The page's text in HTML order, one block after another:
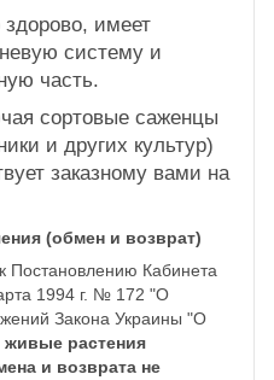
имеет
систему и
часть.
сортовые саженцы
и других культур)
заказному вами на
(обмен и возврат)
Кабинета
1994 г. № 172 "О
Закона Украины "О
живые растения
и возврата не